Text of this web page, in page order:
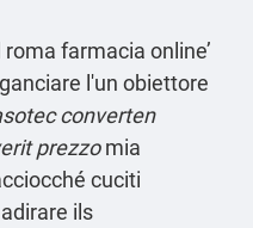
farmacia online’
l'un obiettore
converten
prezzomia
cuciti
ils